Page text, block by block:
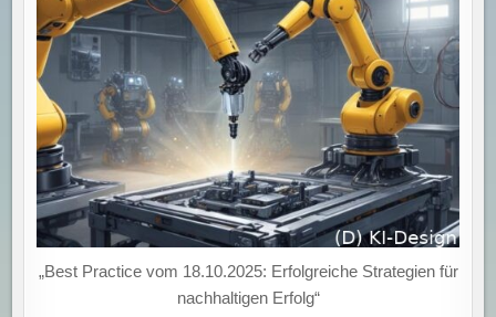
„Best Practice vom 18.10.2025: Erfolgreiche Strategien für
nachhaltigen Erfolg“